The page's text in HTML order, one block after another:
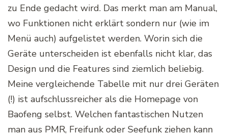
zu Ende gedacht wird. Das merkt man am Manual,
wo Funktionen nicht erklärt sondern nur (wie im
Menü auch) aufgelistet werden. Worin sich die
Geräte unterscheiden ist ebenfalls nicht klar, das
Design und die Features sind ziemlich beliebig.
Meine vergleichende Tabelle mit nur drei Geräten
(!) ist aufschlussreicher als die Homepage von
Baofeng selbst. Welchen fantastischen Nutzen
man aus PMR, Freifunk oder Seefunk ziehen kann